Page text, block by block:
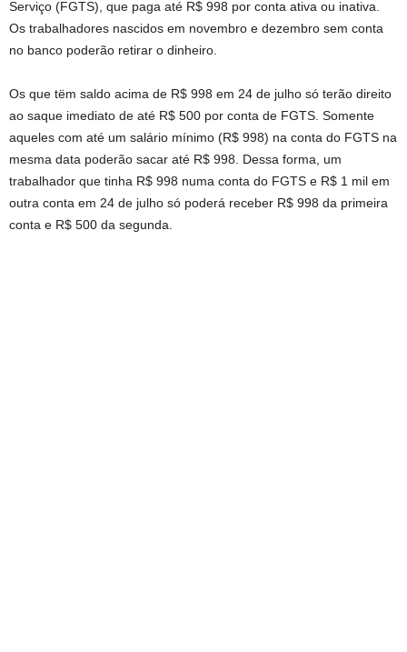
Serviço (FGTS), que paga até R$ 998 por conta ativa ou inativa.
Os trabalhadores nascidos em novembro e dezembro sem conta
no banco poderão retirar o dinheiro.
Os que tëm saldo acima de R$ 998 em 24 de julho só terão direito
ao saque imediato de até R$ 500 por conta de FGTS. Somente
aqueles com até um salário mínimo (R$ 998) na conta do FGTS na
mesma data poderão sacar até R$ 998. Dessa forma, um
trabalhador que tinha R$ 998 numa conta do FGTS e R$ 1 mil em
outra conta em 24 de julho só poderá receber R$ 998 da primeira
conta e R$ 500 da segunda.